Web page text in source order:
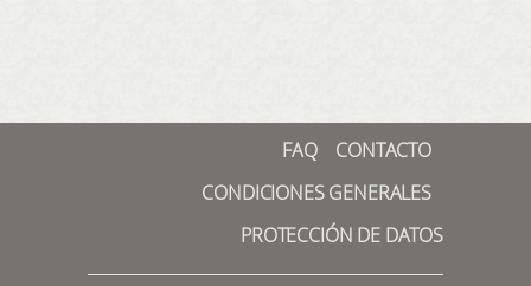
FAQ
CONTACTO
CONDICIONES GENERALES
PROTECCIÓN DE DATOS